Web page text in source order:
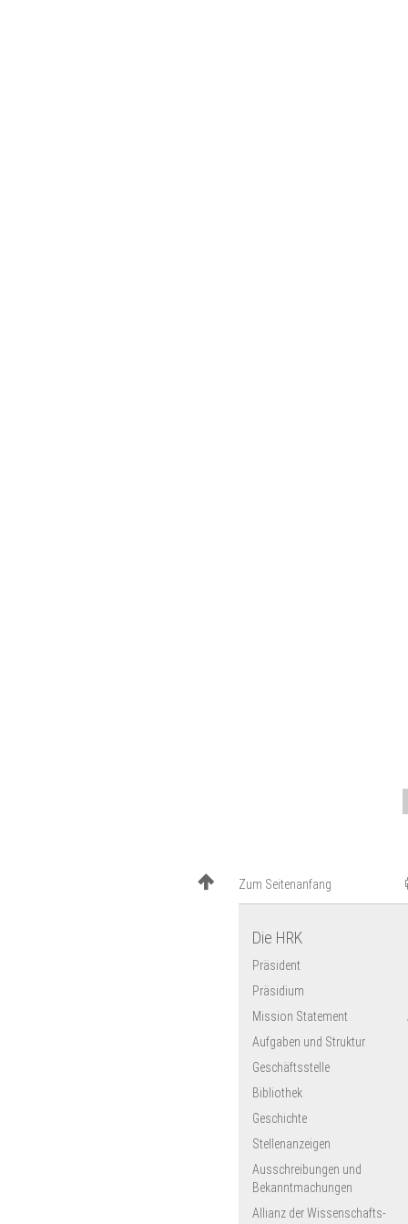
Zum Seitenanfang
Die HRK
Präsident
Präsidium
Mission Statement
Aufgaben und Struktur
Geschäftsstelle
Bibliothek
Geschichte
Stellenanzeigen
Ausschreibungen und
Bekanntmachungen
Allianz der Wissenschafts­